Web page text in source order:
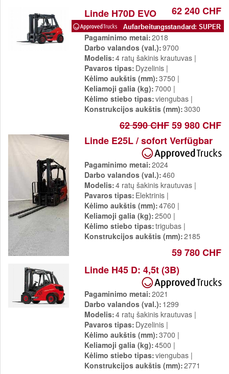
62 240 CHF
Linde H70D EVO
Pagaminimo metai 2018
Darbo valandos (val.) 9700
Modelis 4 ratų šakinis krautuvas
Pavaros tipas Dyzelinis
Kėlimo aukštis (mm) 3750
Keliamoji galia (kg) 7000
Kėlimo stiebo tipas viengubas
Konstrukcijos aukštis (mm) 3030
62 590 CHF59 980 CHF
Linde E25L / sofort Verfügbar
Pagaminimo metai 2024
Darbo valandos (val.) 460
Modelis 4 ratų šakinis krautuvas
Pavaros tipas Elektrinis
Kėlimo aukštis (mm) 4760
Keliamoji galia (kg) 2500
Kėlimo stiebo tipas trigubas
Konstrukcijos aukštis (mm) 2185
59 780 CHF
Linde H45 D: 4,5t (3B)
Pagaminimo metai 2021
Darbo valandos (val.) 1299
Modelis 4 ratų šakinis krautuvas
Pavaros tipas Dyzelinis
Kėlimo aukštis (mm) 3700
Keliamoji galia (kg) 4500
Kėlimo stiebo tipas viengubas
Konstrukcijos aukštis (mm) 2771